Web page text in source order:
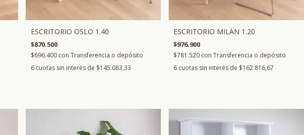
ESCRITORIO OSLO 1.40
$870.500
$696.400 con Transferencia o depósito
6 cuotas sin interés de $145.083,33
ESCRITORIO MILÁN 1.20
$976.900
$781.520 con Transferencia o depósito
6 cuotas sin interés de $162.816,67